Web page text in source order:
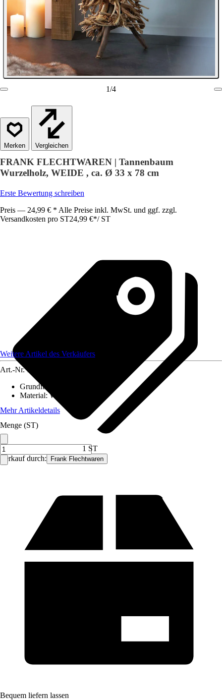
1/4
Vergleichen
FRANK FLECHTWAREN | Tannenbaum
Wurzelholz, WEIDE , ca. Ø 33 x 78 cm
Erste Bewertung schreiben
Preis — 24,99 € * Alle Preise inkl. MwSt. und ggf. zzgl.
Versandkosten pro ST24,99 €*/ ST
Verkauf durch: Frank Flechtwaren
Weitere Artikel des Verkäufers
Art.-Nr. 12584187
Grundfarbe
Material:Weide
Mehr Artikeldetails
Menge (ST)
1 ST
Bequem liefern lassen